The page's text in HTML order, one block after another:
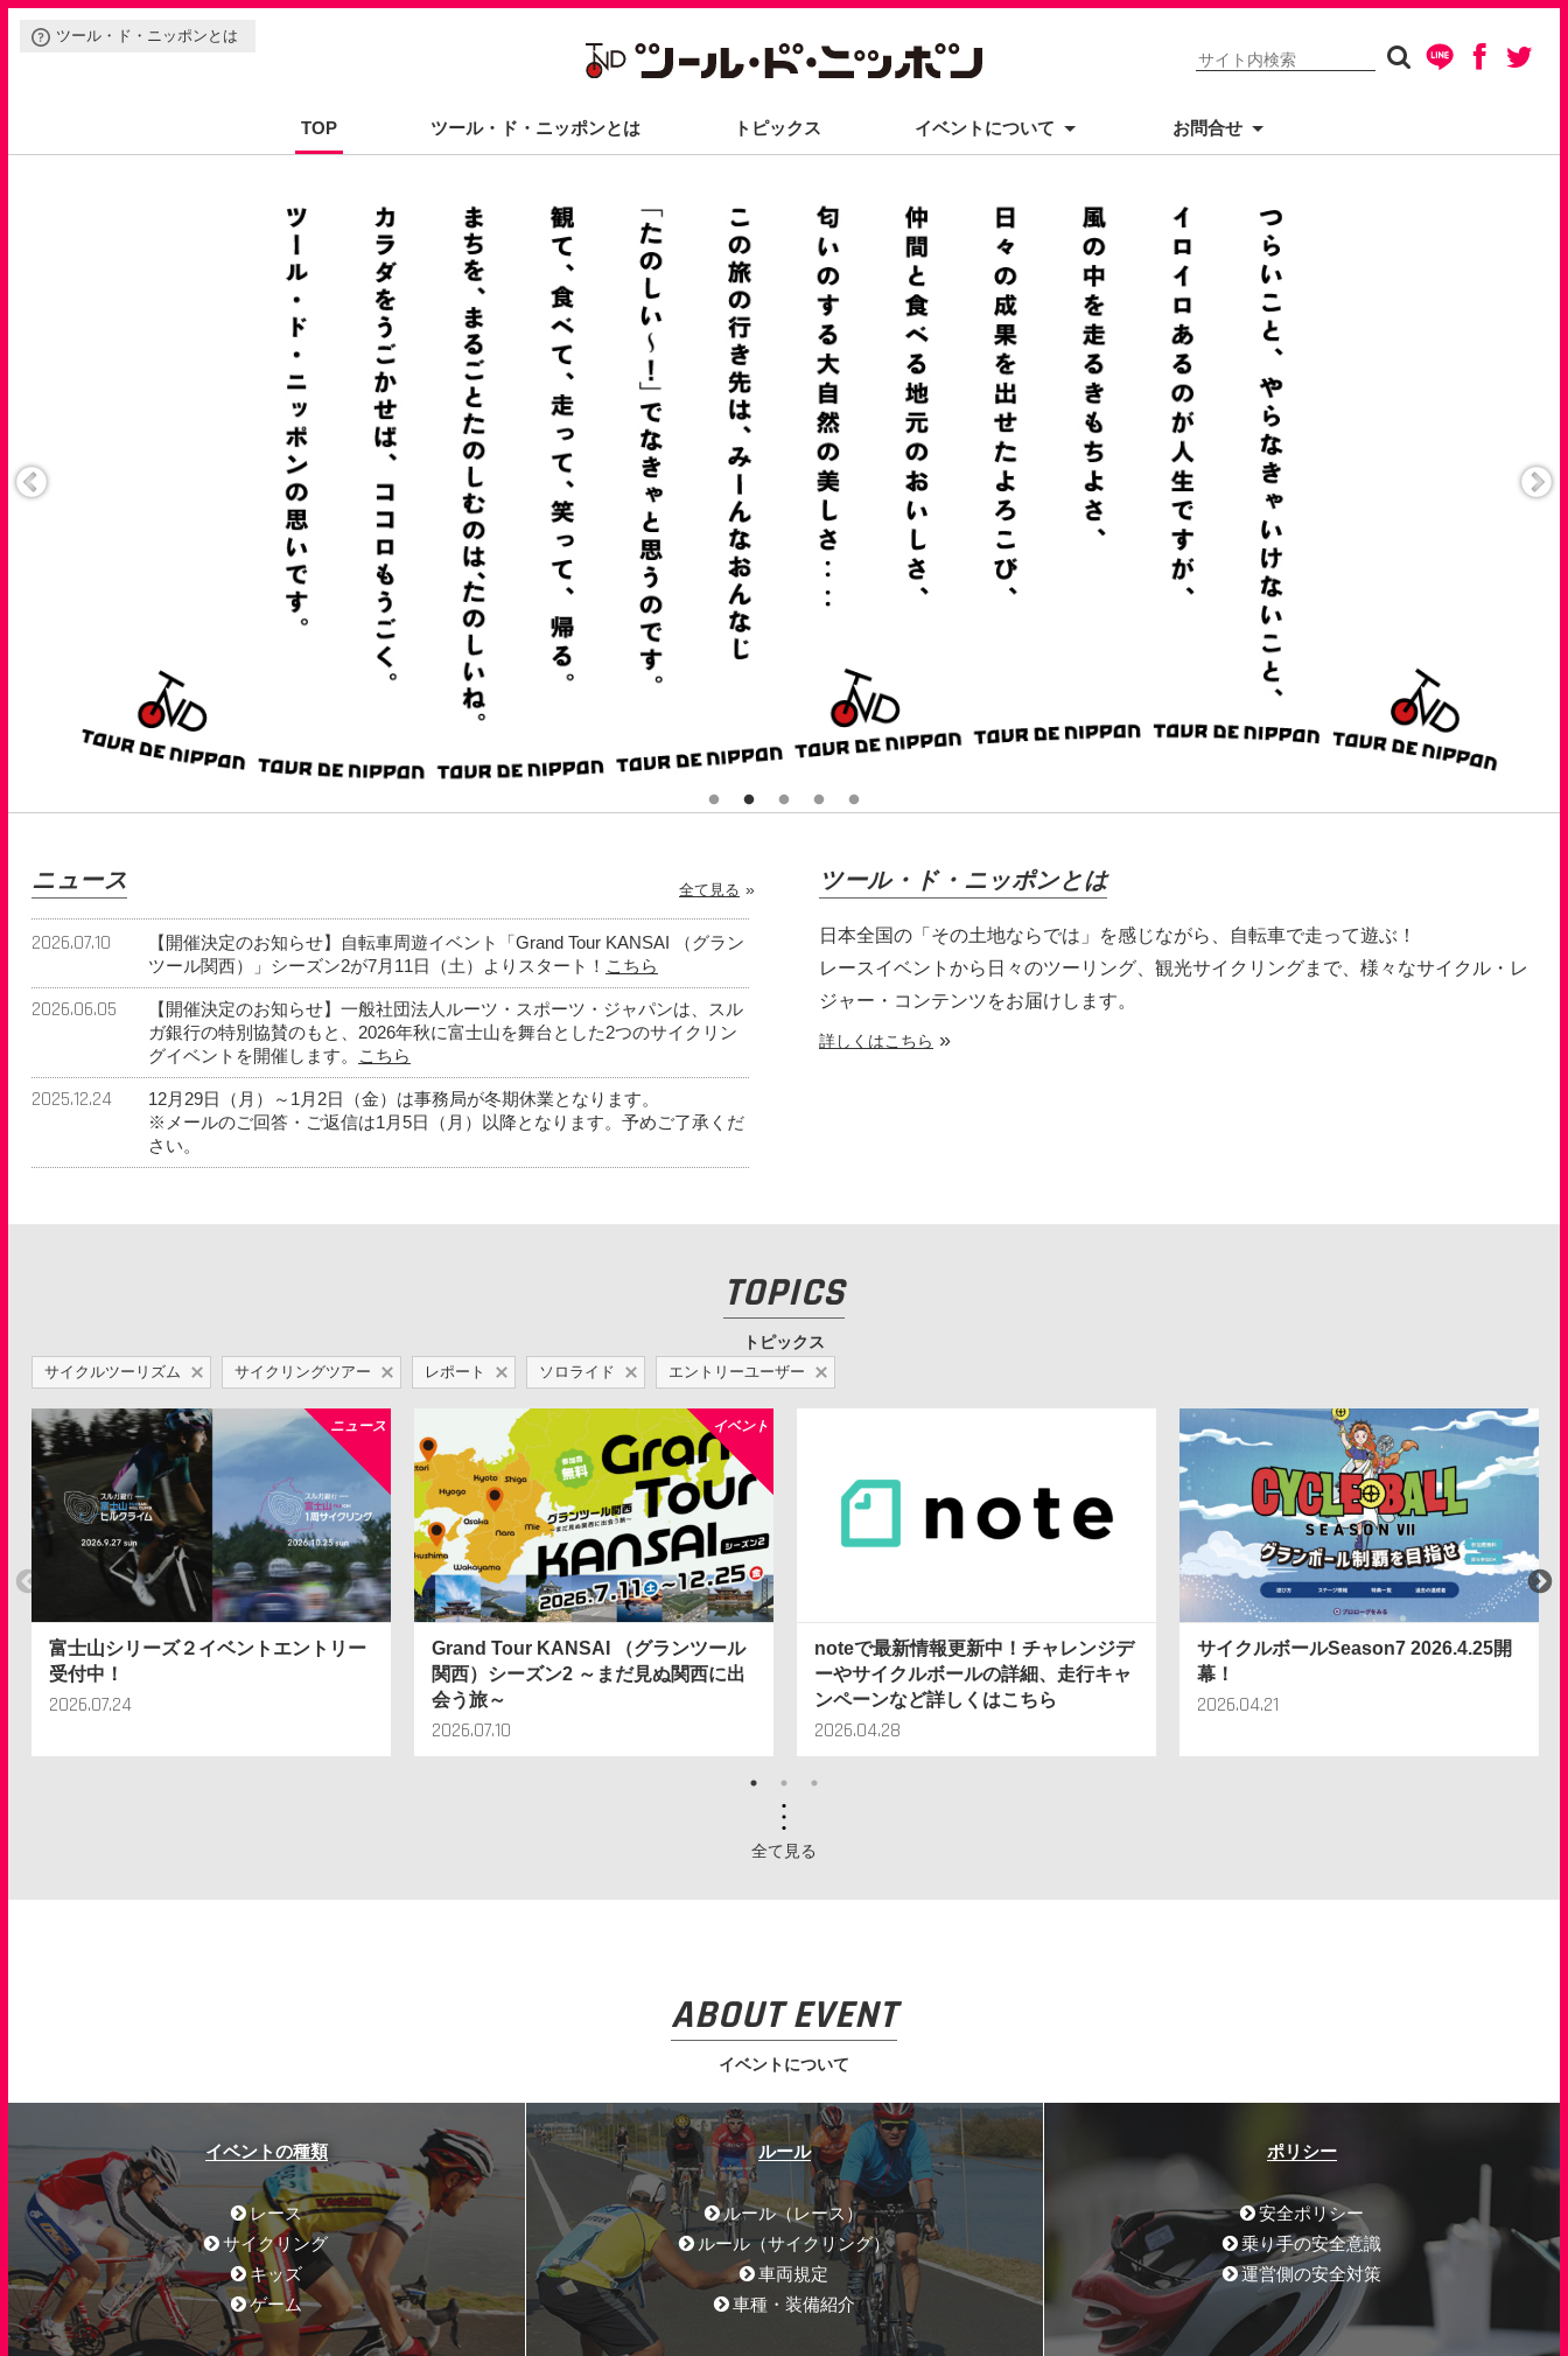
ツール・ド・ニッポンとは
TOP ツール・ド・ニッポンとは トピックス
イベントについて
お問合せ
ニュース
2026.07.10
【開催決定のお知らせ】自転車周遊イベント「Grand Tour KANSAI （グラン
ツール関西）」シーズン2が7月11日（土）よりスタート！ こちら
2026.06.05
【開催決定のお知らせ】一般社団法人ルーツ・スポーツ・ジャパンは、スル
ガ銀行の特別協賛のもと、2026年秋に富士山を舞台とした2つのサイクリン
グイベントを開催します。
こちら
2025.12.24
12月29日（月）～1月2日（金）は事務局が冬期休業となります。
※メールのご回答・ご返信は1月5日（月）以降となります。予めご了承くだ
さい。
全て見る ツール・ド・ニッポンとは
日本全国の「その土地ならでは」を感じながら、自転車で走って遊ぶ！
レースイベントから日々のツーリング、観光サイクリングまで、様々なサイクル・レ
ジャー・コンテンツをお届けします。
詳しくはこちら
TOPICS
トピックス
サイクルツーリズム サイクリングツアー レポート ソロライド エントリーユーザー
ニュース
富士山シリーズ２イベントエントリー
受付中！
2026.07.24
イベント
Grand Tour KANSAI （グランツール
関西）シーズン2 ～まだ見ぬ関西に出
会う旅～
2026.07.10
noteで最新情報更新中！チャレンジデ
ーやサイクルボールの詳細、走行キャ
ンペーンなど詳しくはこちら
2026.04.28
サイクルボールSeason7 2026.4.25開
幕！
2026.04.21
全て見る
ABOUT EVENT
イベントについて
イベントの種類
レース
サイクリング
キッズ
ゲーム
ルール
ルール（レース）
ルール（サイクリング）
車両規定
車種・装備紹介
ポリシー
安全ポリシー
乗り手の安全意識
運営側の安全対策